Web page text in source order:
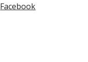
Facebook